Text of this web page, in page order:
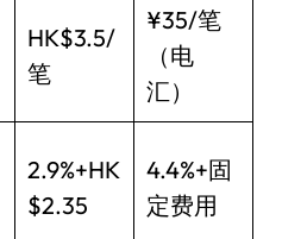
HK$3.5/
笔
¥35/笔
（电
汇）
2.9%+HK
$2.35
4.4%+固
定费用